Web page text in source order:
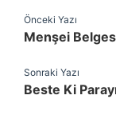
Önceki Yazı
Menşei
Sonraki Yazı
Beste Ki